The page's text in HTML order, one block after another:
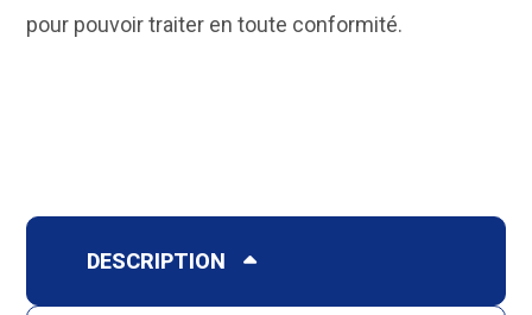
pour pouvoir traiter en toute conformité.
DESCRIPTION